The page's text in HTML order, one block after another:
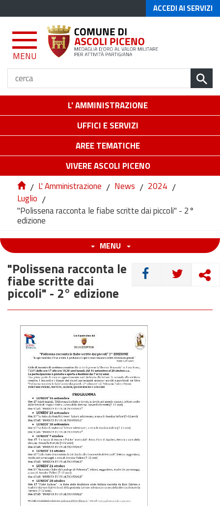
ACCEDI AI SERVIZI
MENU
L' AMMINISTRAZIONE
UFFICI E SERVIZI
AREE TEMATICHE
VIVERE ASCOLI PICENO
/ L' Amministrazione / News / 2024 /
Luglio /
"Polissena racconta le fiabe scritte dai piccoli" - 2°
edizione
MENU
CONDIVIDI
"Polissena racconta le
fiabe scritte dai
piccoli" - 2° edizione